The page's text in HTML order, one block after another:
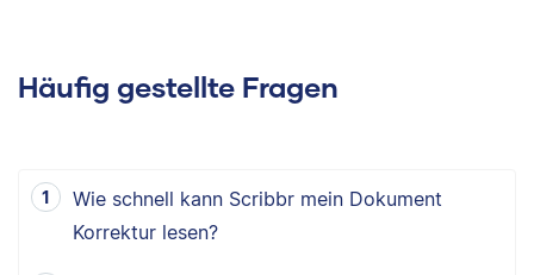
Häufig gestellte Fragen
Wie schnell kann Scribbr mein Dokument
Korrektur lesen?